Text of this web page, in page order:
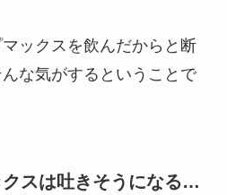
ックスを飲んだからと断
な気がするということで
スは吐きそうになる…